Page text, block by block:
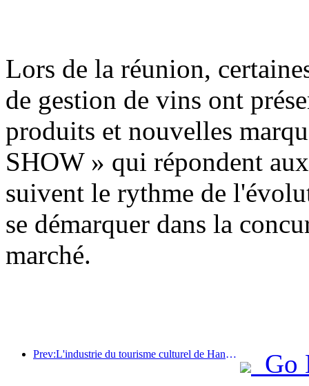
Lors de la réunion,
de gestion de vins ont
produits et nouvelles
SHOW » qui répondent
suivent le rythme de
se démarquer dans la
marché.
Prev:L'industrie du tourisme culturel de Hangzhou prospérera en 2024 : la valeur ajoutée culturelle dépassera 340 milliards et le nombre de touristes entrants doublera
Go